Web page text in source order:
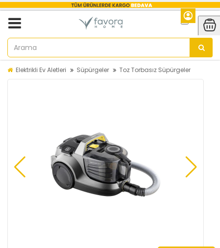
Elektrikli Ev Aletleri Süpürgeler Toz Torbasız Süpürgeler